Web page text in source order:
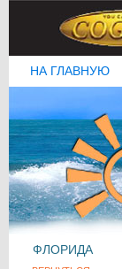
НА ГЛАВНУЮ
ФЛОРИДА